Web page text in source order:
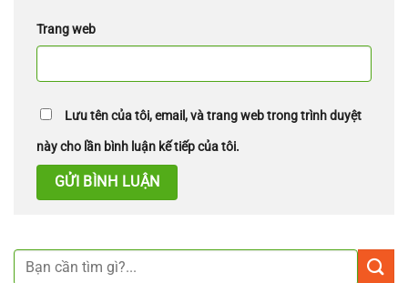
Trang web
Lưu tên của tôi, email, và trang web trong trình duyệt
này cho lần bình luận kế tiếp của tôi.